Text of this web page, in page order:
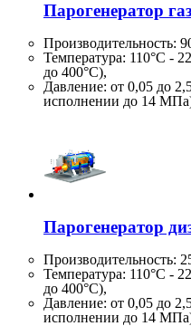
Парогенератор
Производительность:
Температура: 110°C -
до 400°C),
Давление: от 0,05 до
исполнении до 14
Парогенератор
Производительность:
Температура: 110°C -
до 400°C),
Давление: от 0,05 до
исполнении до 14